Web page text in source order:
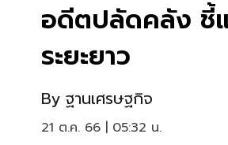
อดีตปลัดคลัง ชี้แ
ระยะยาว
By ฐานเศรษฐกิจ
21 ต.ค. 66 | 05:32 น.